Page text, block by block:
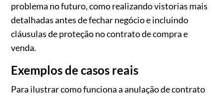
problema no futuro, como realizando vistorias mais
detalhadas antes de fechar negócio e incluindo
cláusulas de proteção no contrato de compra e
venda.
Exemplos de casos reais
Para ilustrar como funciona a anulação de contrato